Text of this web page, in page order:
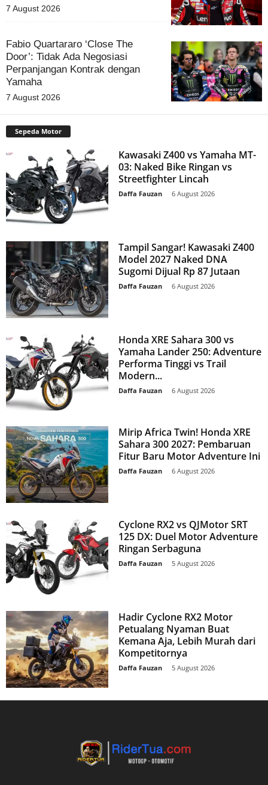
7 August 2026
Fabio Quartararo ‘Close The
Door’: Tidak Ada Negosiasi
Perpanjangan Kontrak dengan
Yamaha
7 August 2026
Sepeda Motor
Kawasaki Z400 vs Yamaha MT-
03: Naked Bike Ringan vs
Streetfighter Lincah
Daffa Fauzan 6 August 2026
Tampil Sangar! Kawasaki Z400
Model 2027 Naked DNA
Sugomi Dijual Rp 87 Jutaan
Daffa Fauzan 6 August 2026
Honda XRE Sahara 300 vs
Yamaha Lander 250: Adventure
Performa Tinggi vs Trail
Modern...
Daffa Fauzan 6 August 2026
Mirip Africa Twin! Honda XRE
Sahara 300 2027: Pembaruan
Fitur Baru Motor Adventure Ini
Daffa Fauzan 6 August 2026
Cyclone RX2 vs QJMotor SRT
125 DX: Duel Motor Adventure
Ringan Serbaguna
Daffa Fauzan 5 August 2026
Hadir Cyclone RX2 Motor
Petualang Nyaman Buat
Kemana Aja, Lebih Murah dari
Kompetitornya
Daffa Fauzan 5 August 2026